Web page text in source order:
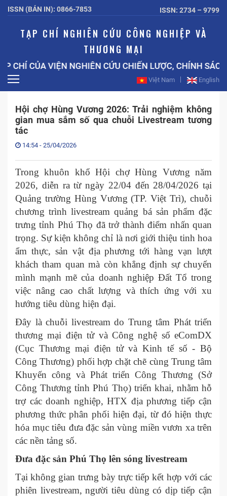
ISSN (BẢN IN): 0866-7853 ISSN: 2734 – 9799
TẠP CHÍ NGHIÊN CỨU CÔNG NGHIỆP VÀ
THƯƠNG MẠI
CỦA VIỆN NGHIÊN CỨU CHIẾN LƯỢC, CHÍNH SÁCH
Việt Nam English
Hội chợ Hùng Vương 2026: Trải nghiệm không
gian mua sắm số qua chuỗi Livestream tương
tác
14:54 - 25/04/2026
Trong khuôn khổ Hội chợ Hùng Vương năm
2026, diễn ra từ ngày 22/04 đến 28/04/2026 tại
Quảng trường Hùng Vương (TP. Việt Trì), chuỗi
chương trình livestream quảng bá sản phẩm đặc
trưng tỉnh Phú Thọ đã trở thành điểm nhấn quan
trọng. Sự kiện không chỉ là nơi giới thiệu tinh hoa
ẩm thực, sản vật địa phương tới hàng vạn lượt
khách tham quan mà còn khẳng định sự chuyển
mình mạnh mẽ của doanh nghiệp Đất Tổ trong
việc nâng cao chất lượng và thích ứng với xu
hướng tiêu dùng hiện đại.
Đây là chuỗi livestream do Trung tâm Phát triển
thương mại điện tử và Công nghệ số eComDX
(Cục Thương mại điện tử và Kinh tế số - Bộ
Công Thương) phối hợp chặt chẽ cùng Trung tâm
Khuyến công và Phát triển Công Thương (Sở
Công Thương tỉnh Phú Thọ) triển khai, nhằm hỗ
trợ các doanh nghiệp, HTX địa phương tiếp cận
phương thức phân phối hiện đại, từ đó hiện thực
hóa mục tiêu đưa đặc sản vùng miền vươn xa trên
các nền tảng số.
Đưa đặc sản Phú Thọ lên sóng livestream
Tại không gian trưng bày trực tiếp kết hợp với các
phiên livestream, người tiêu dùng có dịp tiếp cận